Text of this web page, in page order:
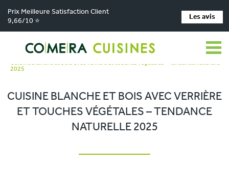
Prix Meilleure Satisfaction Client
9,66/10 ⭐
Les avis
Comera Cuisines > Nos magasins de cuisine > Cuisiniste LES HERBIERS >
Réalisations >
Cuisine blanche et bois avec verrière et touches végétales – Tendance naturelle
2025
CUISINE BLANCHE ET BOIS AVEC VERRIÈRE
ET TOUCHES VÉGÉTALES – TENDANCE
NATURELLE 2025